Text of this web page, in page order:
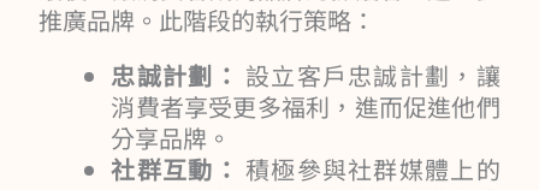
推廣品牌。此階段的執行策略：
忠誠計劃： 設立客戶忠誠計劃，讓
消費者享受更多福利，進而促進他們
分享品牌。
社群互動： 積極參與社群媒體上的